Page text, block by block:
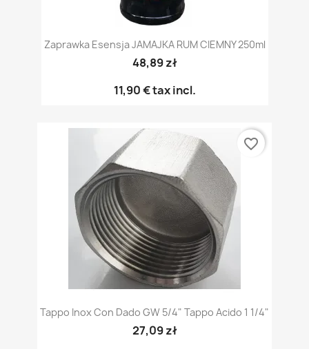
Zaprawka Esensja JAMAJKA RUM CIEMNY 250ml
48,89 zł
11,90 €tax incl.
Tappo Inox Con Dado GW 5/4" Tappo Acido 1 1/4"
27,09 zł
favorite_border